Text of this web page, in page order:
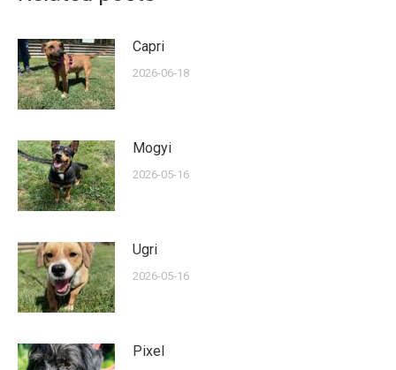
Capri
2026-06-18
Mogyi
2026-05-16
Ugri
2026-05-16
Pixel